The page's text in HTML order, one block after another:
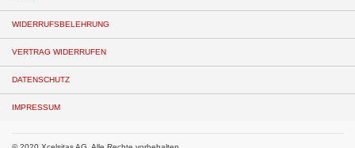
WIDERRUFSBELEHRUNG
VERTRAG WIDERRUFEN
DATENSCHUTZ
IMPRESSUM